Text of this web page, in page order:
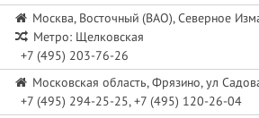
Москва, Восточный (ВАО), Северное
Метро: Щелковская
+7 (495) 203-76-26
Московская область, Фрязино, ул
+7 (495) 294-25-25, +7 (495) 120-26-04